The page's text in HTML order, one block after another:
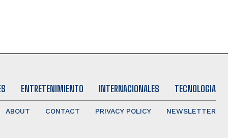
ENTRETENIMIENTO INTERNACIONALES TECNOLOGIA
ABOUT CONTACT PRIVACY POLICY NEWSLETTER